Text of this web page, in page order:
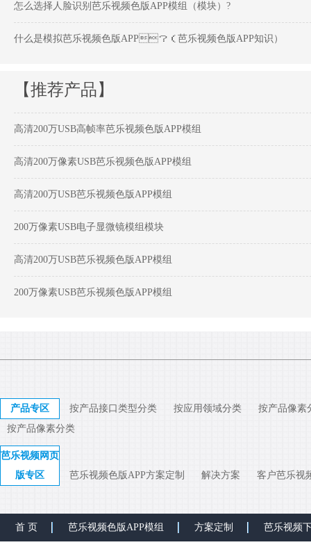
怎么选择人脸识别芭乐视频色版APP模组（模块）?
什么是模拟芭乐视频色版APP？（芭乐视频色版APP知识）
【推荐产品】
高清200万USB高帧率芭乐视频色版APP模组
高清200万像素USB芭乐视频色版APP模组
高清200万USB芭乐视频色版APP模组
200万像素USB电子显微镜模组模块
高清200万USB芭乐视频色版APP模组
200万像素USB芭乐视频色版APP模组
产品专区 按产品接口类型分类 按应用领域分类
按产品像素
按产品像素分类
芭乐视频网页
版专区
芭乐视频色版APP方案定制 解决方案 客户芭乐视
首 页 芭乐视频色版APP模组 方案定制 芭乐视频